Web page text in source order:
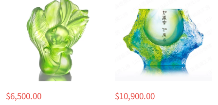
特
$6,500.00 特
$10,900.00